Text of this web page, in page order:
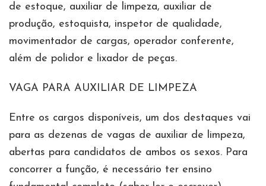
de estoque, auxiliar de limpeza, auxiliar de
produção, estoquista, inspetor de qualidade,
movimentador de cargas, operador conferente,
além de polidor e lixador de peças.
VAGA PARA AUXILIAR DE LIMPEZA
Entre os cargos disponíveis, um dos destaques vai
para as dezenas de vagas de auxiliar de limpeza,
abertas para candidatos de ambos os sexos. Para
concorrer a função, é necessário ter ensino